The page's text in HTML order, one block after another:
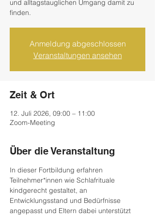
und alltagstauglichen Umgang damit zu
finden.
Anmeldung abgeschlossen
Veranstaltungen ansehen
Zeit & Ort
12. Juli 2026, 09:00 – 11:00
Zoom-Meeting
Über die Veranstaltung
In dieser Fortbildung erfahren
Teilnehmer*innen wie Schlafrituale
kindgerecht gestaltet, an
Entwicklungsstand und Bedürfnisse
angepasst und Eltern dabei unterstützt